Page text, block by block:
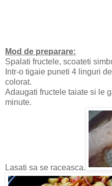
Mod de preparare:
Spalati fructele, scoateti
Intr-o tigaie puneti 4 linguri
colorat.
Adaugati fructele taiate si le
minute.
Lasati sa se raceasca.